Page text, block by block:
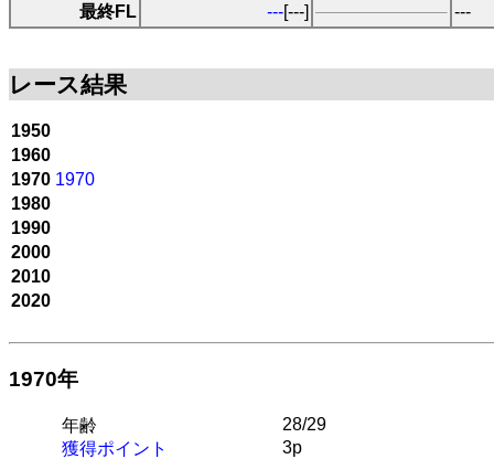
最終FL
---[---] ---
レース結果
1950
1960
1970 1970
1980
1990
2000
2010
2020
1970年
年齢
28/29
獲得ポイント
3p